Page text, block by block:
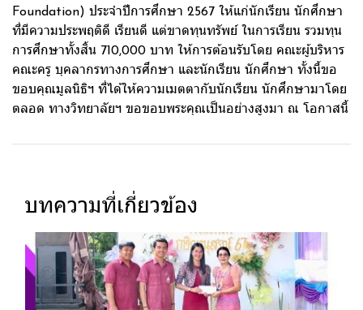
Foundation) ประจำปีการศึกษา 2567 ให้แก่นักเรียน นักศึกษา
ที่มีความประพฤติดี เรียนดี แต่ขาดทุนทรัพย์ ในการเรียน รวมทุน
การศึกษาทั้งสิ้น 710,000 บาท ให้การต้อนรับโดย คณะผู้บริหาร
คณะครู บุคลากรทางการศึกษา และนักเรียน นักศึกษา ทั้งนี้ขอ
ขอบคุณมูลนิธิฯ ที่ได้ให้ความเมตตากับนักเรียน นักศึกษามาโดย
ตลอด ทางวิทยาลัยฯ ขอขอบพระคุณเป็นอย่างสูงมา ณ โอกาสนี้
บทความที่เกี่ยวข้อง